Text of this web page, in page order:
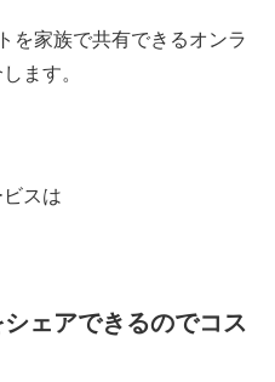
を家族で共有できるオンラ
ます。
スは
ェアできるのでコス